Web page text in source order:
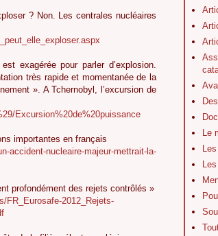
? Non. Les centrales nucléaires
exagérée pour parler d’explosion.
très rapide et momentanée de la
». A Tchernobyl, l’excursion de
Excursion%20de%20puissance
importantes en français
accident-nucleaire-majeur-mettrait-la-
profondément des rejets contrôlés »
FR_Eurosafe-2012_Rejets-
Le